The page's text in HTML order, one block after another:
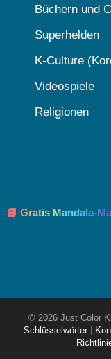
Büchern und
Superhelden
K-Culture
Videospiele
Religionen
📘 Gratis Mandala-
© 2026 Just Color
Schlüsselwörter